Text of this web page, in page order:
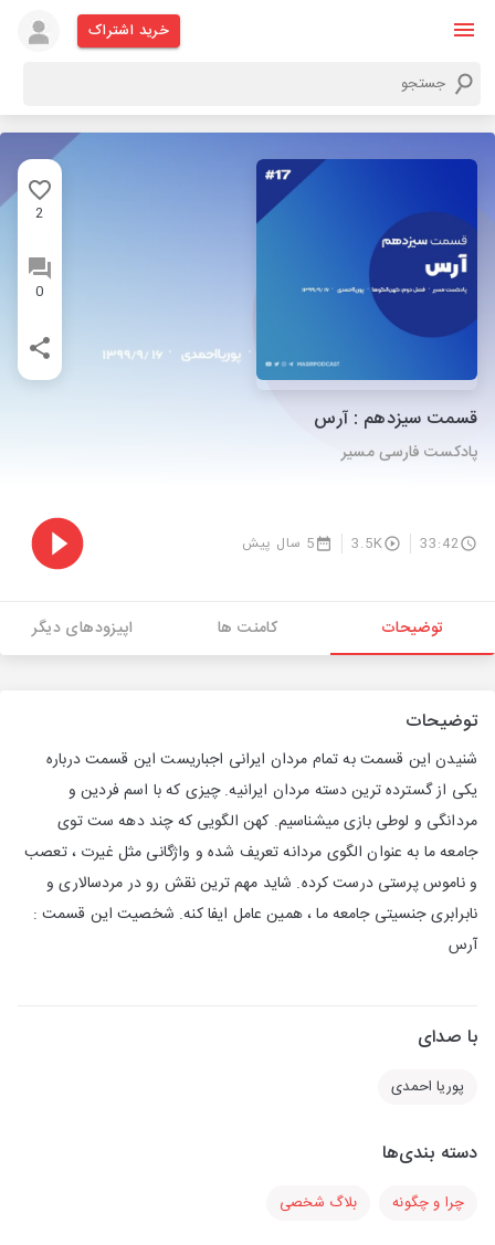
خرید اشتراک
2
0
قسمت سیزدهم : آرس
پادکست فارسی مسیر
33:42
3.5K 5 سال پیش
توضیحات کامنت ها اپیزودهای دیگر
توضیحات
شنیدن این قسمت به تمام مردان ایرانی اجباریست‌ این قسمت درباره
یکی از گسترده ترین دسته مردان ایرانیه. چیزی که با اسم فردین و
مردانگی و لوطی بازی میشناسیم. کهن الگویی که چند دهه ست توی
جامعه ما به عنوان الگوی مردانه تعریف شده و واژگانی مثل غیرت ، تعصب
و ناموس پرستی درست کرده. شاید مهم ترین نقش رو در مردسالاری و
نابرابری جنسیتی جامعه ما ، همین عامل ایفا کنه. شخصیت این قسمت :
آرس
با صدای
پوریا احمدی
دسته بندی‌ها
چرا و چگونه بلاگ شخصی